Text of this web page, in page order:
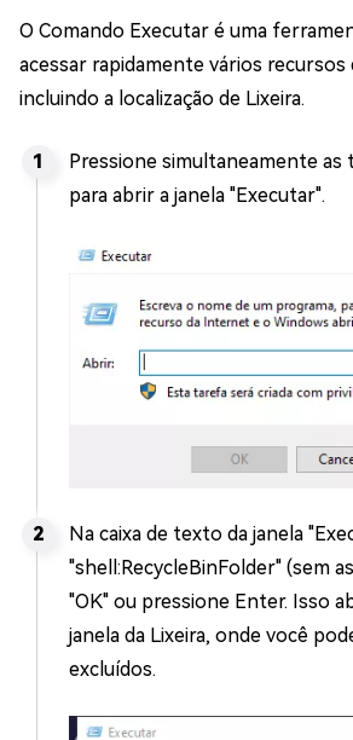
O Comando Executar é uma
acessar rapidamente vários recursos
incluindo a localização de Lixeira.
Pressione simultaneamente as
para abrir a janela "Executar".
Na caixa de texto da janela
"shell:RecycleBinFolder" (sem
"OK" ou pressione Enter. Isso
janela da Lixeira, onde você
excluídos.